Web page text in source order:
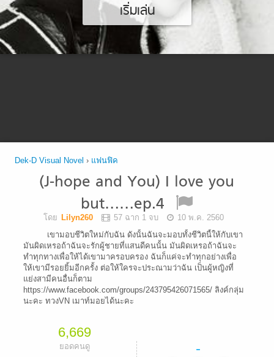
เริ่มเล่น
Dek-D Visual Novel › แฟนฟิค
(J-hope and You) I love you
but……ep.4
โดย Lilyn260 57 ฉาก 1 จบ
10 พ.ค. 2560
เขามอบชีวิตใหม่กับฉัน ดังนั้นฉันจะมอบทั้งชีวิตนี้ให้กับเขา
มันผิดเหรอถ้าฉันจะรักผู้ชายที่แสนดีคนนั้น มันผิดเหรอถ้าฉันจะ
ทำทุกทางเพื่อให้ได้เขามาครอบครอง ฉันก็แค่จะทำทุกอย่างเพื่อ
ให้เขามีรอยยิ้มอีกครั้ง ต่อให้ใครจะประณามว่าฉัน เป็นผู้หญิงที่
แย่งสามีคนอื่นก็ตาม
https://www.facebook.com/groups/243795426071565/ ลิงค์กลุ่ม
นะคะ ทวงVN เมาท์มอยได้นะคะ
6,669
ยอดคนดู -